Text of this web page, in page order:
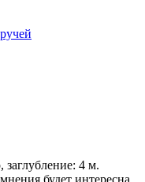
4 м.
будет интересна